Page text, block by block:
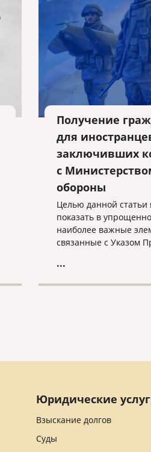
Получение
для
заключивших
с
обороны
Целью данной статьи
показать в
наиболее важные
связанные с Указом
касающихся приема в
граждан,
...
Юридические
Взыскание долгов
Суды